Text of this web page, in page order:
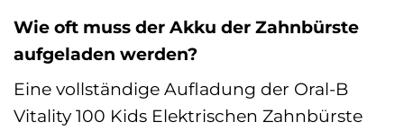
Wie oft muss der Akku der Zahnbürste
aufgeladen werden?
Eine vollständige Aufladung der Oral-B
Vitality 100 Kids Elektrischen Zahnbürste